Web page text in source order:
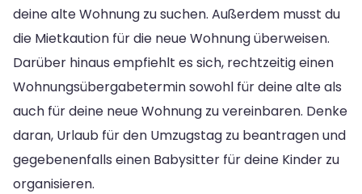
deine alte Wohnung zu suchen. Außerdem musst du
die Mietkaution für die neue Wohnung überweisen.
Darüber hinaus empfiehlt es sich, rechtzeitig einen
Wohnungsübergabetermin sowohl für deine alte als
auch für deine neue Wohnung zu vereinbaren. Denke
daran, Urlaub für den Umzugstag zu beantragen und
gegebenenfalls einen Babysitter für deine Kinder zu
organisieren.